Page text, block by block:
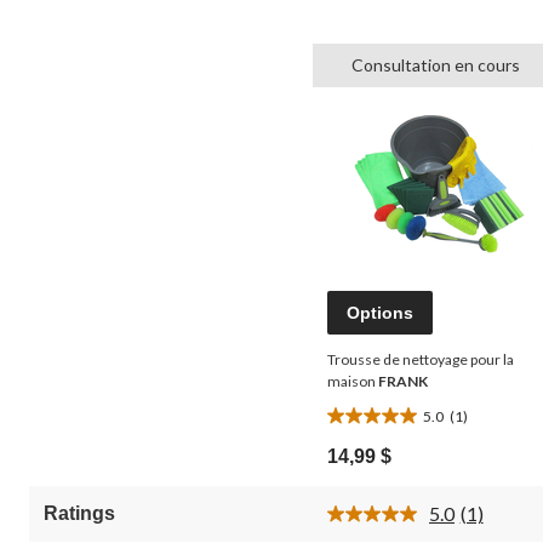
Consultation en cours
Options
Trousse de nettoyage pour la
maison FRANK
5.0 (1)
5.0
étoile(s)
sur
1
14,99 $
Ratings 5.0 Lire
(1)